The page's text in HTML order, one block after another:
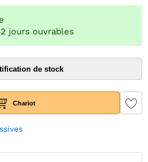
jours ouvrables
de stock
Chariot